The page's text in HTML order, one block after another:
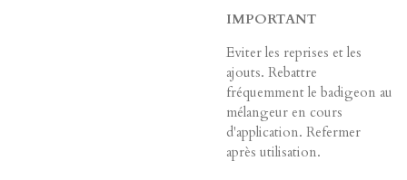
IMPORTANT
Eviter les reprises et les
ajouts. Rebattre
fréquemment le badigeon au
mélangeur en cours
d'application. Refermer
après utilisation.